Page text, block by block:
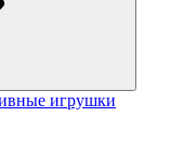
игрушки